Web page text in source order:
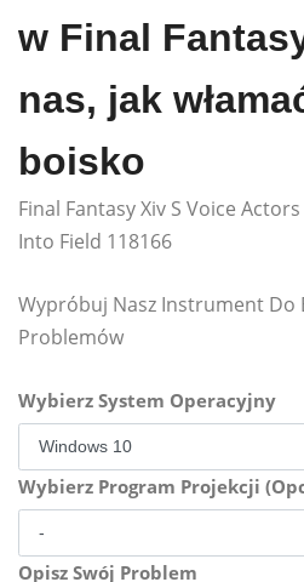
w Final
nas, jak
boisko
Final Fantasy Xiv S Voice
Into Field 118166
Wypróbuj Nasz Instrument Do
Problemów
Wybierz System Operacyjny
Wybierz Program Projekcji
Opisz Swój Problem